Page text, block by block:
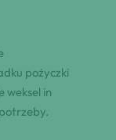
pożyczki
weksel in